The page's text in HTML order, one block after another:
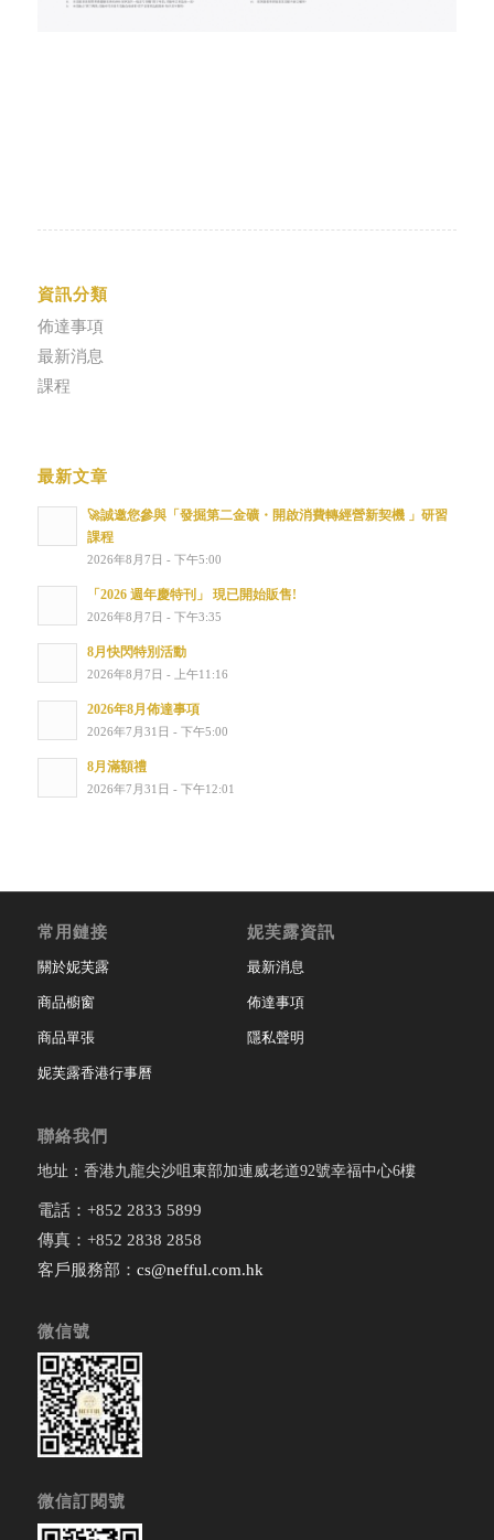
資訊分類
佈達事項
最新消息
課程
最新文章
🚀誠邀您參與「發掘第二金礦・開啟消費轉經營新契機 」研習
課程
2026年8月7日 - 下午5:00
「2026 週年慶特刊」 現已開始販售!
2026年8月7日 - 下午3:35
8月快閃特別活動
2026年8月7日 - 上午11:16
2026年8月佈達事項
2026年7月31日 - 下午5:00
8月滿額禮
2026年7月31日 - 下午12:01
常用鏈接
關於妮芙露
商品櫥窗
商品單張
妮芙露香港行事曆
妮芙露資訊
最新消息
佈達事項
隱私聲明
聯絡我們
地址：香港九龍尖沙咀東部加連威老道92號幸福中心6樓
電話：+852 2833 5899
傳真：+852 2838 2858
客戶服務部： cs@nefful.com.hk
微信號
微信訂閱號